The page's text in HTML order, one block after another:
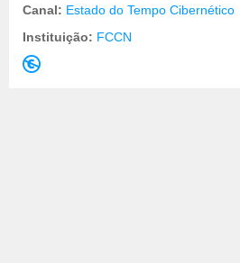
Canal: Estado do Tempo Cibernético
Instituição: FCCN